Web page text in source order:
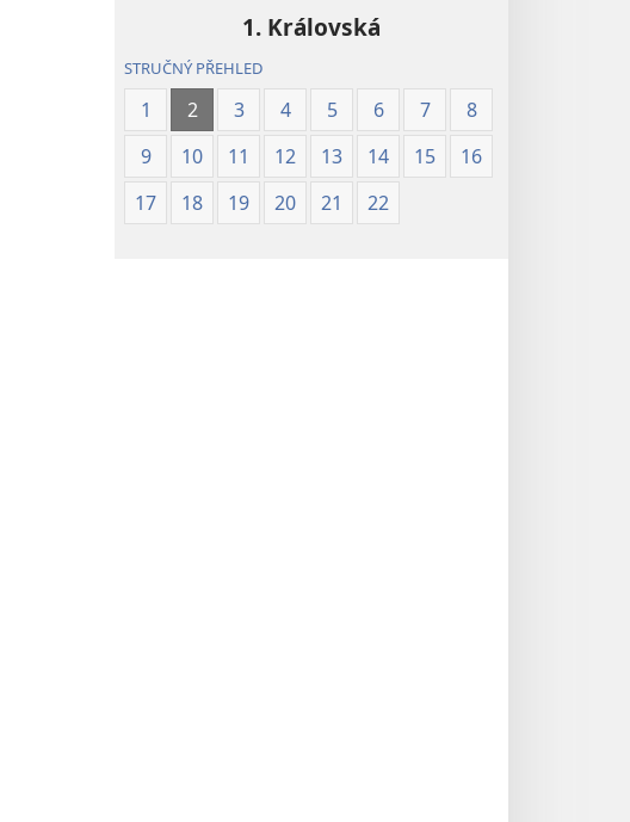
1. Královská
STRUČNÝ PŘEHLED
1 2 3 4 5 6 7
8
9
10 11 12 13 14 15
16
17
18 19 20 21 22